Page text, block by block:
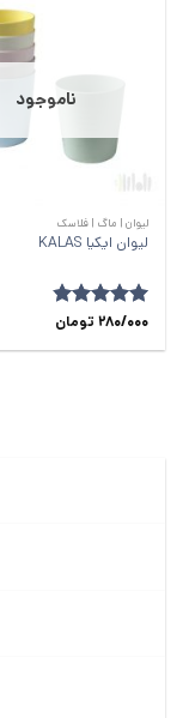
ناموجود
لیوان | ماگ | فلاسک
لیوان ایکیا KALAS
امتیاز 4.81 280/000 تومان